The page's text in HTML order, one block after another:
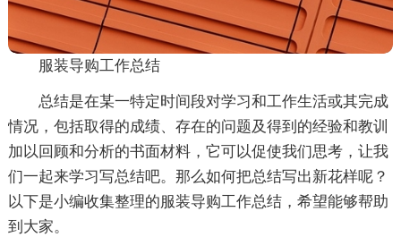
服装导购工作总结
总结是在某一特定时间段对学习和工作生活或其完成
情况，包括取得的成绩、存在的问题及得到的经验和教训
加以回顾和分析的书面材料，它可以促使我们思考，让我
们一起来学习写总结吧。那么如何把总结写出新花样呢？
以下是小编收集整理的服装导购工作总结，希望能够帮助
到大家。